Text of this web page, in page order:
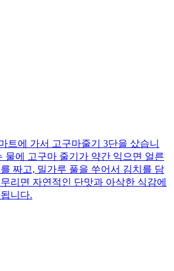
트에 가서 고구마줄기 3단을 샀습니
물에 고구마 줄기가 약간 익으면 얼른
짜고, 밀가루 풀을 쑤어서 김치를 담
리면 자연적인 단맛과 아삭한 식감에
니다.